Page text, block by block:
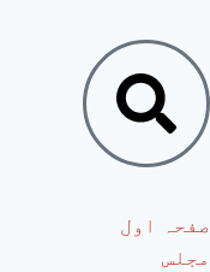
صفحہ اول
مجلس